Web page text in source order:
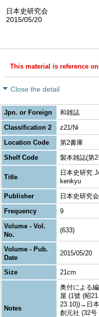
日本史研究会
2015/05/20
This material is reference
Close the detail
Jpn. or Foreign
和雑誌
Classification 2
z21/Ni
Location Code
第2書庫
Shelf Code
製本雑誌(第
Title
日本史研究
kenkyu
Publisher
日本史研究会
Frequency
9
Volume - Vol.
No.
(633)
Volume - Pub.
Date
2015/05/20
Size 21cm
Notes
奥付による
屋 (1號 (昭
23.10))→日
創元社 (32